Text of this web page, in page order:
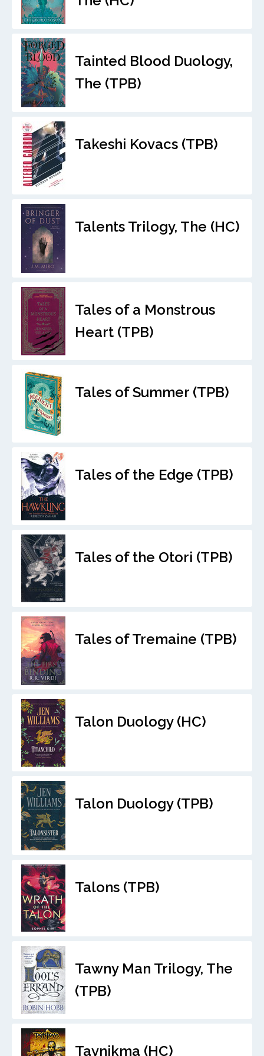
Tainted Blood Duology,
The (TPB)
Takeshi Kovacs (TPB)
Talents Trilogy, The (HC)
Tales of a Monstrous
Heart (TPB)
Tales of Summer (TPB)
Tales of the Edge (TPB)
Tales of the Otori (TPB)
Tales of Tremaine (TPB)
Talon Duology (HC)
Talon Duology (TPB)
Talons (TPB)
Tawny Man Trilogy, The
(TPB)
Taynikma (HC)